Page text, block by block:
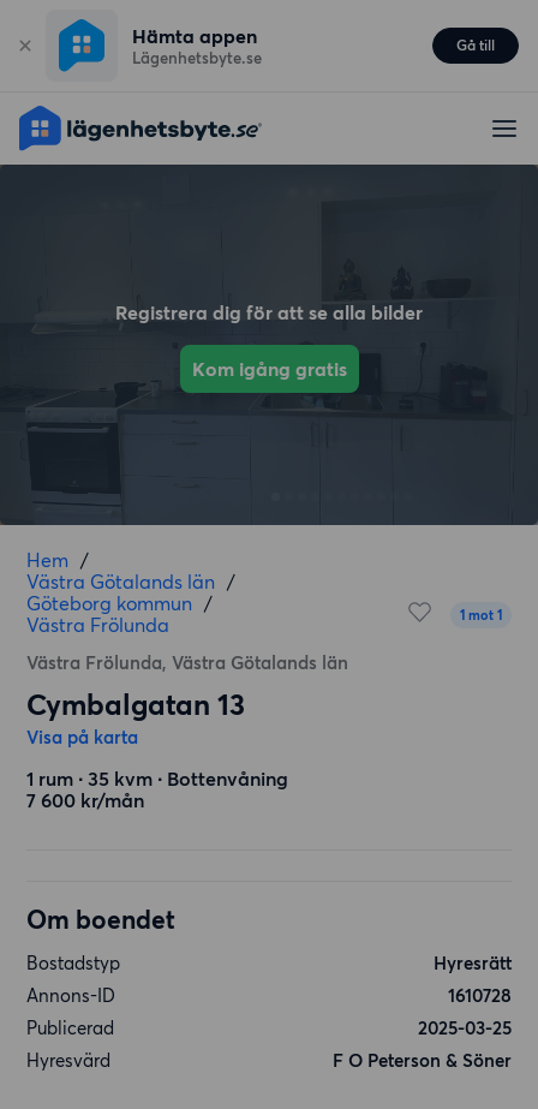
Hämta appen
Lägenhetsbyte.se
Gå till
Registrera dig för att se alla bilder
Kom igång gratis
Hem /
Västra Götalands län /
Göteborg kommun /
Västra Frölunda
Västra Frölunda, Västra Götalands län
1 mot 1
Cymbalgatan 13
Visa på karta
1 rum ∙ 35 kvm ∙ Bottenvåning
7 600 kr/mån
Om boendet
Bostadstyp
Hyresrätt
Annons-ID
1610728
Publicerad
2025-03-25
Hyresvärd
F O Peterson & Söner